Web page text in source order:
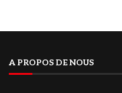
A PROPOS DE NOUS